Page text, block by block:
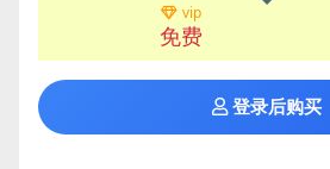
vip
免费
登录后购买